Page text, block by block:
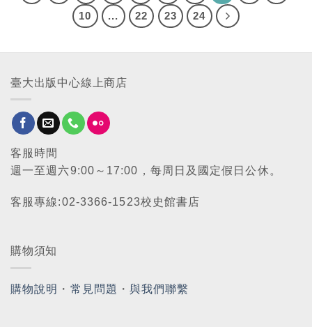
10
... 22 23 24
臺大出版中心線上商店
客服時間
週一至週六9:00～17:00，每周日及國定假日公休。
客服專線:02-3366-1523校史館書店
購物須知
購物說明 ・ 常見問題 ・與我們聯繫